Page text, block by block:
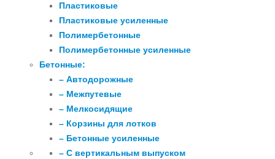
Пластиковые
Пластиковые усиленные
Полимербетонные
Полимербетонные усиленные
Бетонные:
– Автодорожные
– Межпутевые
– Мелкосидящие
– Корзины для лотков
– Бетонные усиленные
– С вертикальным выпуском